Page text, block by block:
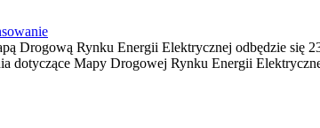
Drogową Rynku Energii Elektrycznej odbędzie
dotyczące Mapy Drogowej Rynku Energii